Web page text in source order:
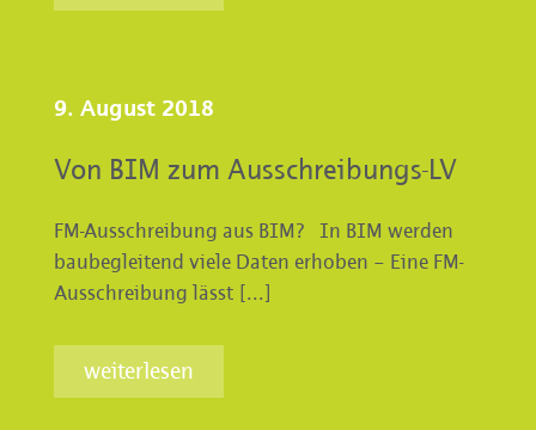
9. August 2018
Von BIM zum Ausschreibungs-LV
FM-Ausschreibung aus BIM? In BIM werden
baubegleitend viele Daten erhoben – Eine FM-
Ausschreibung lässt [...]
weiterlesen